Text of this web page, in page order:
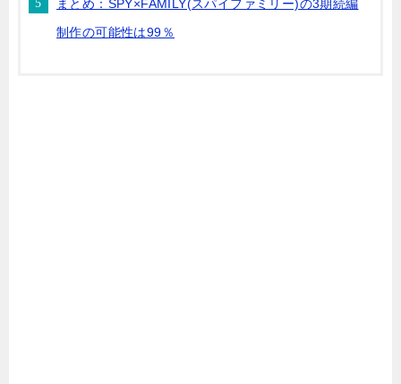
まとめ：SPY×FAMILY(スパイファミリー)の3期続編
制作の可能性は99％